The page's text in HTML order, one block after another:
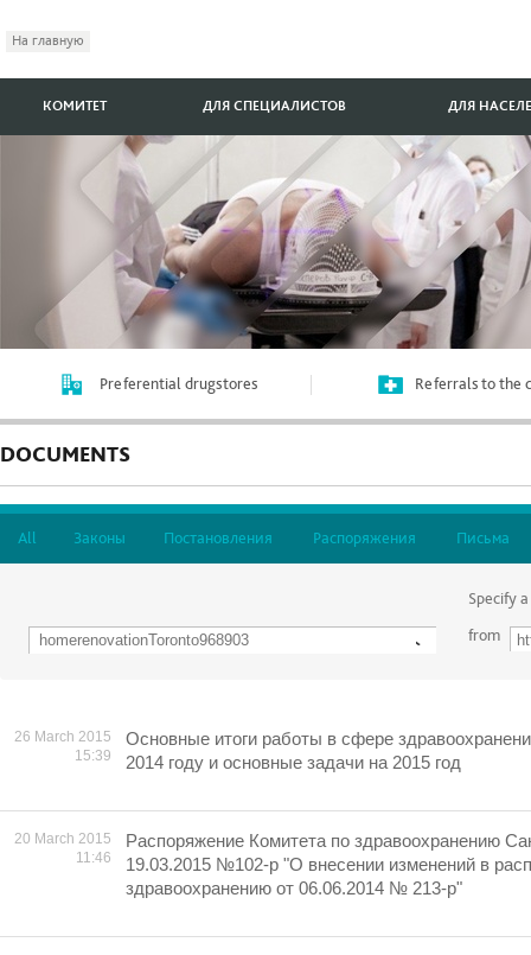
На главную
КОМИТЕТ ДЛЯ СПЕЦИАЛИСТОВ ДЛЯ
Preferential drugstores Referrals to the
DOCUMENTS
All Законы Постановления Распоряжения Письма
Specify
from
26 March 2015
15:39
Основные итоги работы в сфере
2014 году и основные задачи на 2015 год
20 March 2015
11:46
Распоряжение Комитета по здравоохранению
19.03.2015 №102-р "О внесении изменений в
здравоохранению от 06.06.2014 № 213-р"